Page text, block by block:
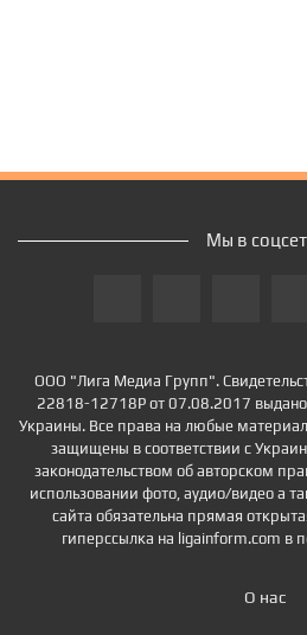
ООО "Лига Медиа Групп".
22818-12718Р от 07.08.2017
Украины. Все права на любые
защищены в соответствии с
законодательством об авторском
использовании фото, аудио/видео а
сайта обязательна прямая
гиперссылка на ligainform.com в
О нас
Мы в